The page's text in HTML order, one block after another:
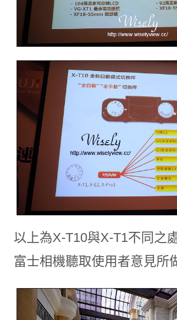
以上為X-T10與X-T1不同之
富士相機聽取使用者意見所